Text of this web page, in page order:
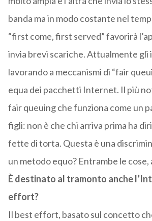
banda ma in modo costante nel
“first come, first served” favorirà
invia brevi scariche. Attualmente gli
lavorando a meccanismi di “fair
equa dei pacchetti Internet. Il più
fair queuing che funziona come un
figli: non è che chi arriva prima ha
fette di torta. Questa è una
un metodo equo? Entrambe le cose,
È destinato al tramonto anche
effort?
Il best effort, basato sul concetto